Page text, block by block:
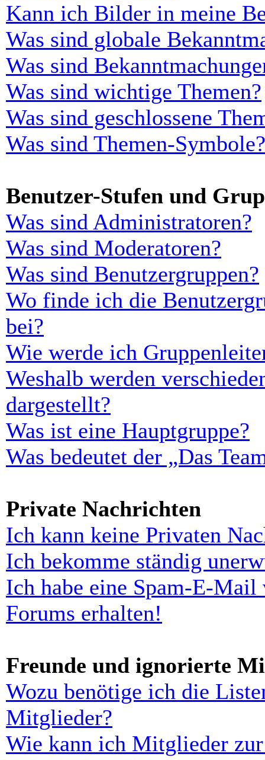
Kann ich Bilder in meine
Was sind globale
Was sind
Was sind wichtige Themen?
Was sind geschlossene
Was sind Themen-Symbole?
Benutzer-Stufen und
Was sind Administratoren?
Was sind Moderatoren?
Was sind Benutzergruppen?
Wo finde ich die
bei?
Wie werde ich
Weshalb werden
dargestellt?
Was ist eine Hauptgruppe?
Was bedeutet der „Das
Private Nachrichten
Ich kann keine Privaten
Ich bekomme ständig
Ich habe eine Spam-E-
Forums erhalten!
Freunde und ignorierte
Wozu benötige ich die
Mitglieder?
Wie kann ich Mitglieder